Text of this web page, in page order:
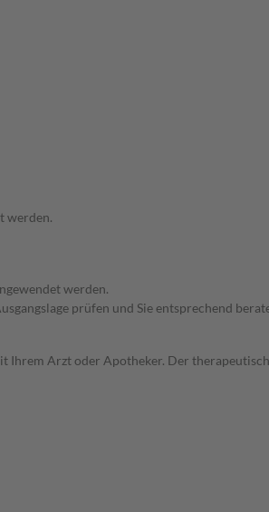
werden.
werden.
prüfen und Sie entsprechend
Arzt oder Apotheker. Der